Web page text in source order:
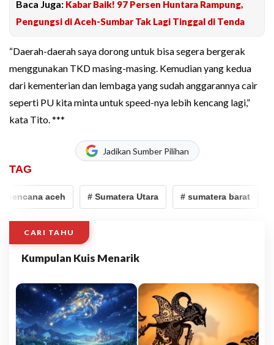
Baca Juga: Kabar Baik! 97 Persen Huntara Rampung,
Pengungsi di Aceh-Sumbar Tak Lagi Tinggal di Tenda
“Daerah-daerah saya dorong untuk bisa segera bergerak
menggunakan TKD masing-masing. Kemudian yang kedua
dari kementerian dan lembaga yang sudah anggarannya cair
seperti PU kita minta untuk speed-nya lebih kencang lagi,”
kata Tito. ***
Jadikan Sumber Pilihan
TAG
aceh # Sumatera Utara # sumatera barat
CARI TAHU
Kumpulan Kuis Menarik